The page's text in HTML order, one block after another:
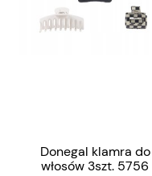
Donegal klamra do
włosów 3szt. 5756